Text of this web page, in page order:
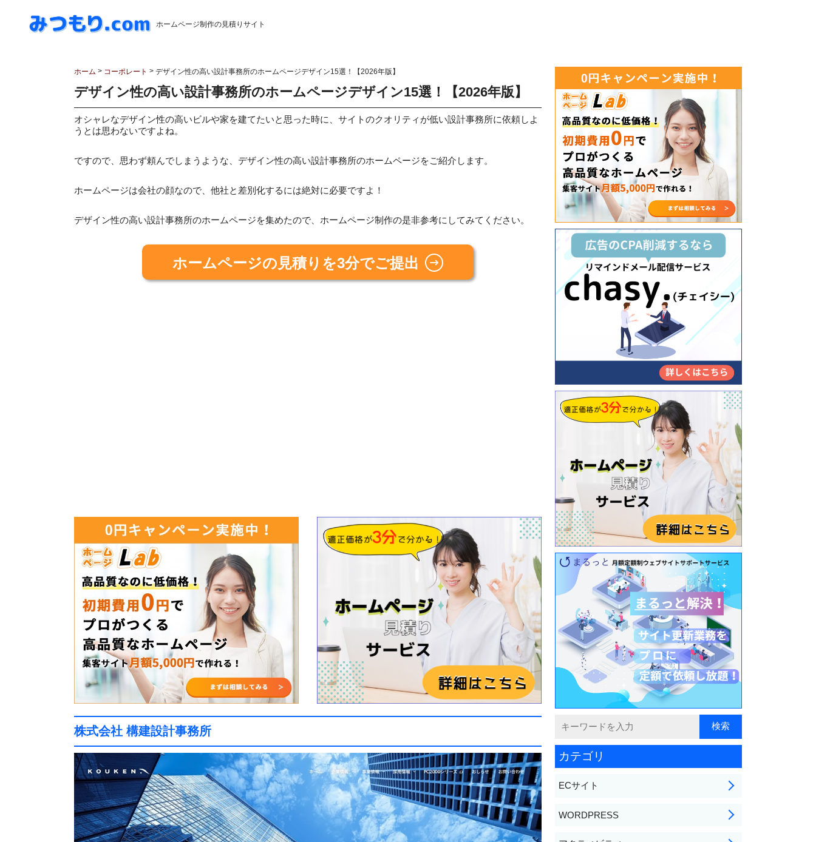
ホームページ制作の見積りサイト
ホーム > コーポレート > デザイン性の高い設計事務所のホームページデザイン15選！【2026年版】
デザイン性の高い設計事務所のホームページデザイン15選！【2026年版】
オシャレなデザイン性の高いビルや家を建てたいと思った時に、サイトのクオリティが低い設計事務所に依頼しよ
うとは思わないですよね。
ですので、思わず頼んでしまうような、デザイン性の高い設計事務所のホームページをご紹介します。
ホームページは会社の顔なので、他社と差別化するには絶対に必要ですよ！
デザイン性の高い設計事務所のホームページを集めたので、ホームページ制作の是非参考にしてみてください。
ホームページの見積りを3分でご提出
株式会社 構建設計事務所
カテゴリ
ECサイト
WORDPRESS